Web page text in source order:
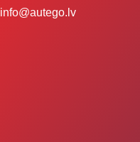
info@autego.lv